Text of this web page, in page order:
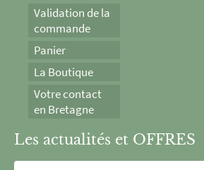
Validation de la
commande
Panier
La Boutique
Votre contact
en Bretagne
Les actualités et OFFRES